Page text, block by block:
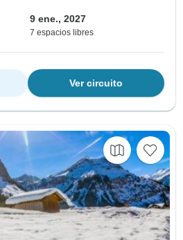
9 ene., 2027
7 espacios libres
Ver circuito